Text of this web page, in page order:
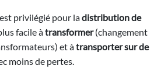
privilégié pour ladistribution de
facile àtransformer(changement
et àtransporter sur de
moins de pertes.